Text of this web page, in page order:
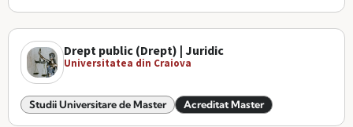
Drept public (Drept) | Juridic
Universitatea din Craiova
Studii Universitare de Master Acreditat Master